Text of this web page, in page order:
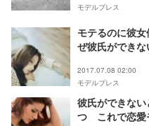
モデルプレス
モテるのに彼
ぜ彼氏ができな
2017.07.08 02:00
モデルプレス
彼氏ができな
つ これで恋愛